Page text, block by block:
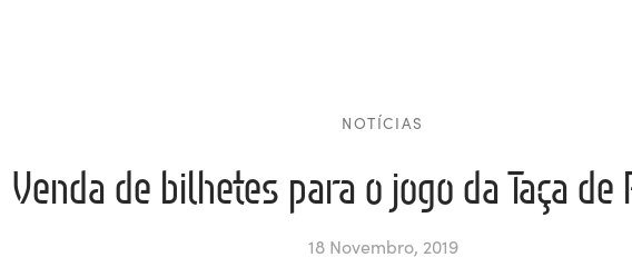
NOTÍCIAS
Venda de bilhetes para o jogo da Taça
18 Novembro, 2019